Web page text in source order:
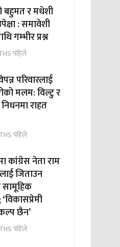
बहुमत र मधेशी
: समावेशी
गम्भीर प्रश्न
पहिले
परिवारलाई
मलम: विल्टु र
राहत
पहिले
कांग्रेस नेता राम
जिताउन
सामूहिक
‘विकासप्रेमी
छैन’
पहिले